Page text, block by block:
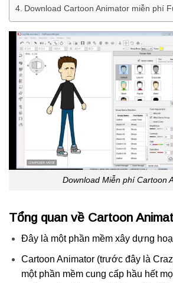
Download Cartoon Animator miễn phí
Download Miễn phí Cartoon
Tổng quan về Cartoon
Đây là một phần mềm xây dựng
Cartoon Animator (trước đây là
một phần mềm cung cấp hầu hết